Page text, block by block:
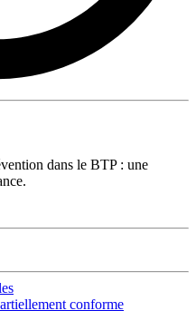
dans le BTP : une
conforme